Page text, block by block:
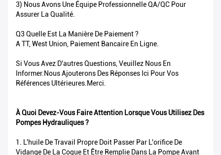
3) Nous Avons Une Équipe Professionnelle QA/QC Pour
Assurer La Qualité.
Q3 Quelle Est La Manière De Paiement ?
A TT, West Union, Paiement Bancaire En Ligne.
Si Vous Avez D'autres Questions, Veuillez Nous En
Informer.Nous Ajouterons Des Réponses Ici Pour Vos
Références Ultérieures.Merci.
À Quoi Devez-Vous Faire Attention Lorsque Vous Utilisez Des
Pompes Hydrauliques ?
1. L'huile De Travail Propre Doit Passer Par L'orifice De
Vidange De La Coque Et Être Remplie Dans La Pompe Avant